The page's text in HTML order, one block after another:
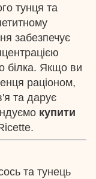
тунця та
забезпечує
білка. Якщо ви
раціоном,
та дарує
купити
та тунець